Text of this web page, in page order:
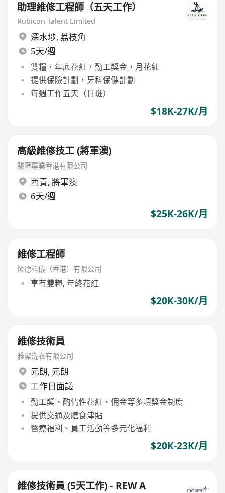
助理維修工程師（五天工作）
Rubicon Talent Limited
深水埗, 荔枝角
5天/週
雙糧，年底花紅，勤工獎金，月花紅
提供保險計劃，牙科保健計劃
每週工作五天（日班）
$18K-27K/月
高級維修技工 (將軍澳)
駿匯專業香港有限公司
西貢, 將軍澳
6天/週
$25K-26K/月
維修工程師
恆德科儀（香港）有限公司
享有雙糧, 年終花紅
$20K-30K/月
維修技術員
雅潔洗衣有限公司
元朗, 元朗
工作日面議
勤工獎、酌情性花紅、佣金等多項獎金制度
提供交通及膳食津貼
醫療福利、員工活動等多元化福利
$20K-23K/月
維修技術員 (5天工作) - REW A